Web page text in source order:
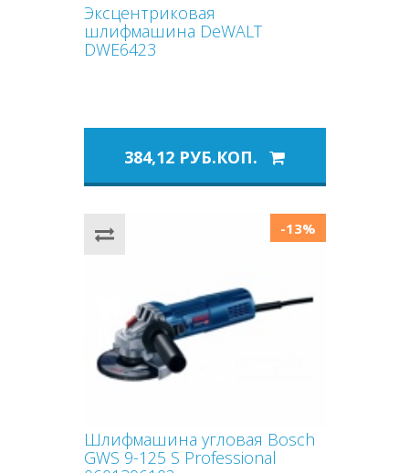
Эксцентриковая
шлифмашина DeWALT
DWE6423
384,12 РУБ.КОП.
-13%
Шлифмашина угловая Bosch
GWS 9-125 S Professional